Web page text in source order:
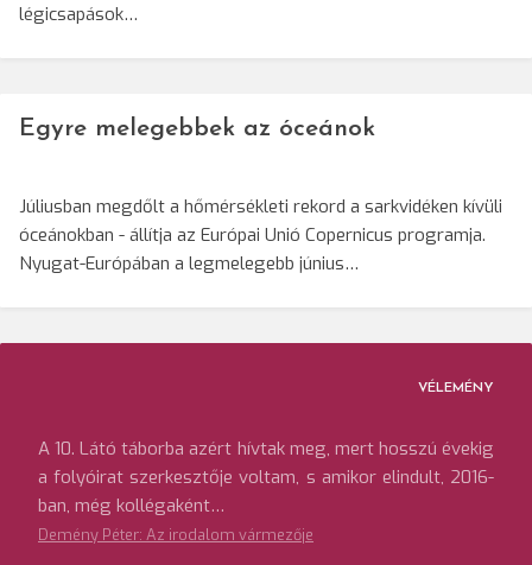
légicsapások…
Egyre melegebbek az óceánok
Júliusban megdőlt a hőmérsékleti rekord a sarkvidéken kívüli
óceánokban - állítja az Európai Unió Copernicus programja.
Nyugat-Európában a legmelegebb június…
VÉLEMÉNY
A 10. Látó táborba azért hívtak meg, mert hosszú évekig
a folyóirat szerkesztője voltam, s amikor elindult, 2016-
ban, még kollégaként…
Demény Péter: Az irodalom vármezője